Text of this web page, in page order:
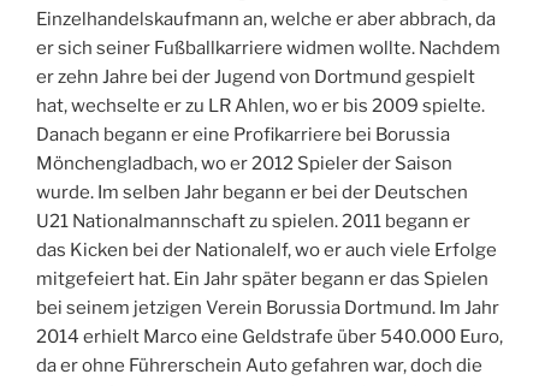
Einzelhandelskaufmann an, welche er aber abbrach, da
er sich seiner Fußballkarriere widmen wollte. Nachdem
er zehn Jahre bei der Jugend von Dortmund gespielt
hat, wechselte er zu LR Ahlen, wo er bis 2009 spielte.
Danach begann er eine Profikarriere bei Borussia
Mönchengladbach, wo er 2012 Spieler der Saison
wurde. Im selben Jahr begann er bei der Deutschen
U21 Nationalmannschaft zu spielen. 2011 begann er
das Kicken bei der Nationalelf, wo er auch viele Erfolge
mitgefeiert hat. Ein Jahr später begann er das Spielen
bei seinem jetzigen Verein Borussia Dortmund. Im Jahr
2014 erhielt Marco eine Geldstrafe über 540.000 Euro,
da er ohne Führerschein Auto gefahren war, doch die